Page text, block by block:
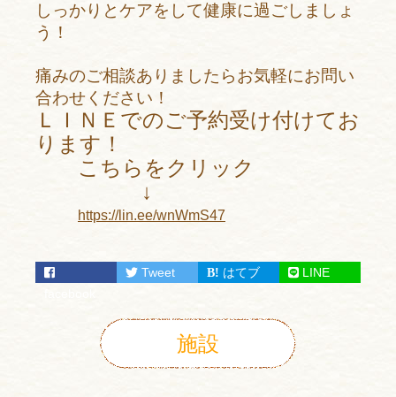
しっかりとケアをして健康に過ごしましょ
う！
痛みのご相談ありましたらお気軽にお問い
合わせください！
ＬＩＮＥでのご予約受け付けてお
ります！
こちらをクリック
↓
https://lin.ee/wnWmS47
Tweet はてブ LINE
施設